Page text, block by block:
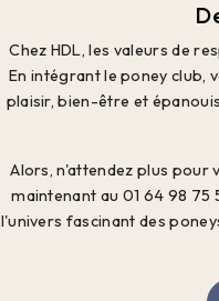
Chez HDL, les valeurs de
En intégrant le poney club,
plaisir, bien-être et
Alors, n'attendez plus pour
maintenant au 01 64 98
l'univers fascinant des